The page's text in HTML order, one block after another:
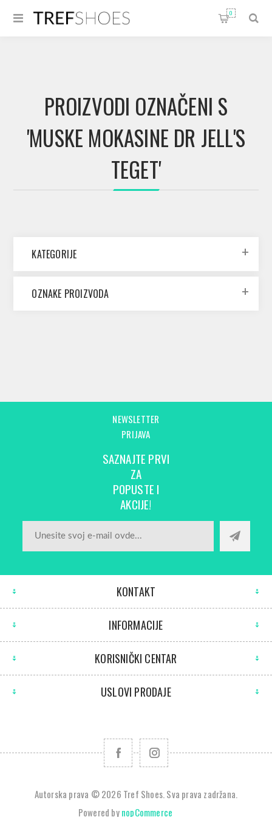
0
PROIZVODI OZNAČENI S
'MUSKE MOKASINE DR JELL'S
TEGET'
KATEGORIJE
OZNAKE PROIZVODA
NEWSLETTER
PRIJAVA
SAZNAJTE PRVI
ZA
POPUSTE I
AKCIJE!
KONTAKT
INFORMACIJE
KORISNIČKI CENTAR
USLOVI PRODAJE
Autorska prava © 2026 Tref Shoes. Sva prava zadržana.
Powered bynopCommerce